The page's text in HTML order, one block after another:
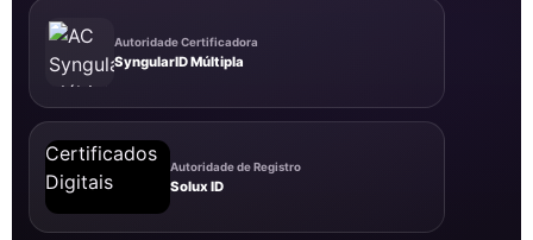
Autoridade Certificadora
SyngularID Múltipla
Autoridade de Registro
Solux ID